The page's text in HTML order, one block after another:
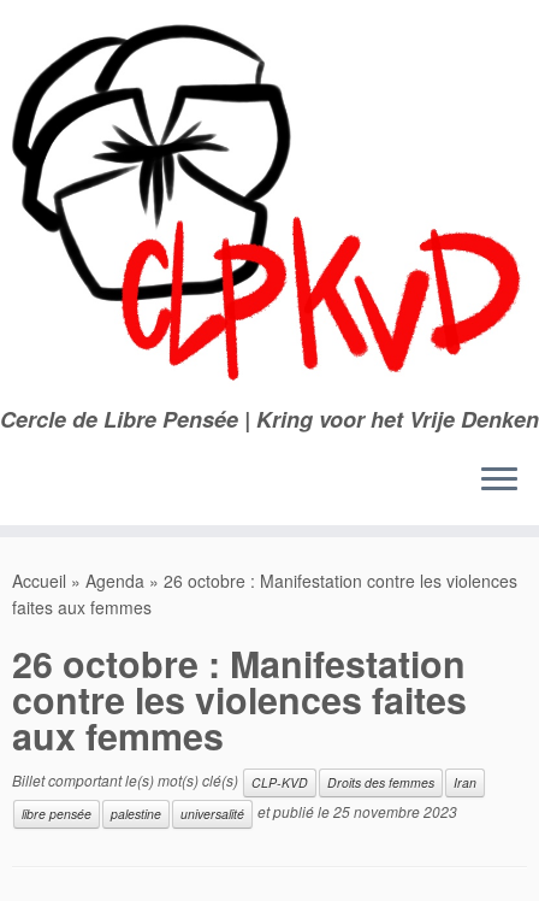
contenu
Cercle de Libre Pensée | Kring voor het Vrije Denken
Accueil » Agenda » 26 octobre : Manifestation contre les violences
faites aux femmes
26 octobre : Manifestation
contre les violences faites
aux femmes
Billet comportant le(s) mot(s) clé(s) CLP-KVD Droits des femmes
Iran
libre pensée
palestine universalité et publié le25 novembre 2023